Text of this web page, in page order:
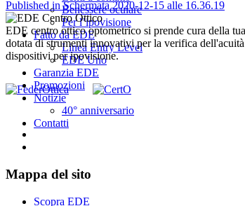
Benessere oculare
Per l’ipovisione
Fatto da EDE
Linea Entry Level
EDE Uno
Garanzia EDE
Promozioni
Notizie
40° anniversario
Contatti
Navigazione
articoli
Published in Schermata 2020-12-15 alle 16.36.19
EDE centro ottico optometrico si prende cura della
dotata di strumenti innovativi per la verifica
dispositivi per ipovisione.
Mappa del sito
Scopra EDE